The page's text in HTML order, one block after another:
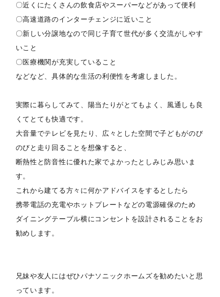
〇近くにたくさんの飲食店やスーパーなどがあって便利
〇高速道路のインターチェンジに近いこと
〇新しい分譲地なので同じ子育て世代が多く交流がしやす
いこと
〇医療機関が充実していること
などなど、具体的な生活の利便性を考慮しました。
実際に暮らしてみて、陽当たりがとてもよく、風通しも良
くてとても快適です。
大音量でテレビを見たり、広々とした空間で子どもがのび
のびと走り回ることを想像すると、
断熱性と防音性に優れた家でよかったとしみじみ思いま
す。
これから建てる方々に何かアドバイスをするとしたら
携帯電話の充電やホットプレートなどの電源確保のため
ダイニングテーブル横にコンセントを設計されることをお
勧めします。
兄妹や友人にはぜひパナソニックホームズを勧めたいと思
っています。